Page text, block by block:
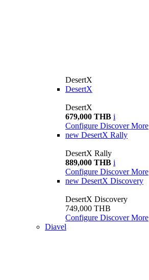
DesertX
DesertX
DesertX
679,000 THB i
Configure Discover More
new DesertX Rally
DesertX Rally
889,000 THB i
Configure Discover More
new DesertX Discovery
DesertX Discovery
749,000 THB
Configure Discover More
Diavel